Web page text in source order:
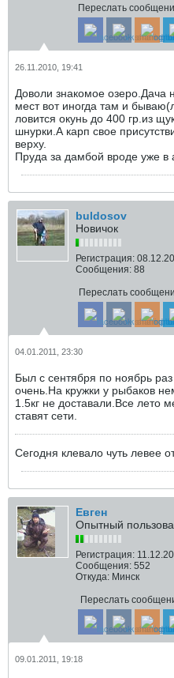
Переслать
26.11.2010, 19:41
Доволи знакомое озеро.Дача
мест вот иногда там и
ловится окунь до 400 гр.из
шнурки.А карп свое
верху.
Пруда за дамбой вроде уже в
buldosov
Новичок
Регистрация:
Сообщения: 88
Переслать
04.01.2011, 23:30
Был с сентября по ноябрь
очень.На кружки у рыбаков
1.5кг не доставали.Все лето
ставят сети.
Сегодня клевало чуть левее
Евген
Опытный
Регистрация:
Сообщения: 552
Откуда: Минск
Переслать
09.01.2011, 19:18